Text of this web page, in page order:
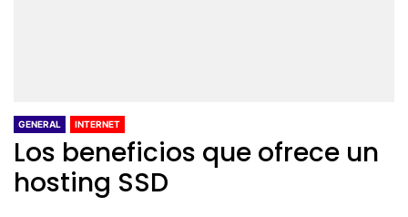
GENERAL INTERNET
Los beneficios que ofrece un
hosting SSD